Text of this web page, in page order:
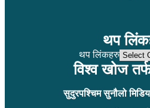
थप
थप लिंकहरु
विश्व खोज
सुदुरपश्चिम सुनौलो